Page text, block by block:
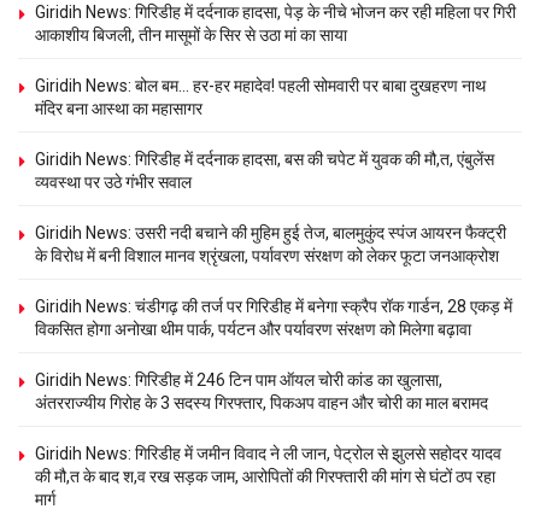
Giridih News: गिरिडीह में दर्दनाक हादसा, पेड़ के नीचे भोजन कर रही महिला पर गिरी
आकाशीय बिजली, तीन मासूमों के सिर से उठा मां का साया
Giridih News: बोल बम… हर-हर महादेव! पहली सोमवारी पर बाबा दुखहरण नाथ
मंदिर बना आस्था का महासागर
Giridih News: गिरिडीह में दर्दनाक हादसा, बस की चपेट में युवक की मौ,त, एंबुलेंस
व्यवस्था पर उठे गंभीर सवाल
Giridih News: उसरी नदी बचाने की मुहिम हुई तेज, बालमुकुंद स्पंज आयरन फैक्ट्री
के विरोध में बनी विशाल मानव श्रृंखला, पर्यावरण संरक्षण को लेकर फूटा जनआक्रोश
Giridih News: चंडीगढ़ की तर्ज पर गिरिडीह में बनेगा स्क्रैप रॉक गार्डन, 28 एकड़ में
विकसित होगा अनोखा थीम पार्क, पर्यटन और पर्यावरण संरक्षण को मिलेगा बढ़ावा
Giridih News: गिरिडीह में 246 टिन पाम ऑयल चोरी कांड का खुलासा,
अंतरराज्यीय गिरोह के 3 सदस्य गिरफ्तार, पिकअप वाहन और चोरी का माल बरामद
Giridih News: गिरिडीह में जमीन विवाद ने ली जान, पेट्रोल से झुलसे सहोदर यादव
की मौ,त के बाद श,व रख सड़क जाम, आरोपितों की गिरफ्तारी की मांग से घंटों ठप रहा
मार्ग